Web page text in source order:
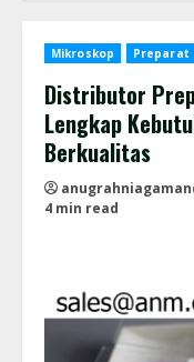
Mikroskop Preparat
Distributor
Lengkap
Berkualitas
4 min read